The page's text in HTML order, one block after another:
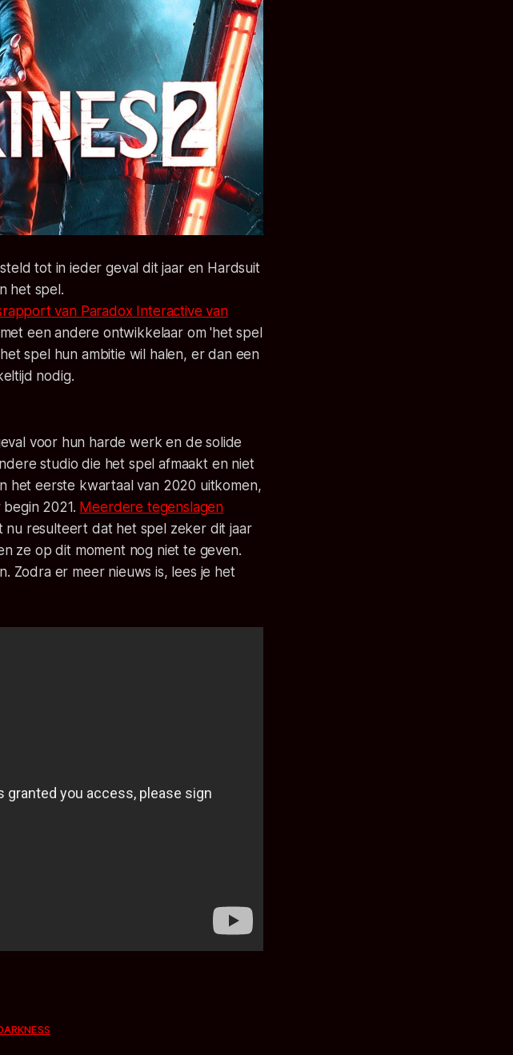
tot in ieder geval dit jaar en Hardsuit
het spel.
van Paradox Interactive van
een andere ontwikkelaar om 'het spel
spel hun ambitie wil halen, er dan een
nodig.
voor hun harde werk en de solide
studio die het spel afmaakt en niet
het eerste kwartaal van 2020 uitkomen,
2021. Meerdere tegenslagen
resulteert dat het spel zeker dit jaar
ze op dit moment nog niet te geven.
Zodra er meer nieuws is, lees je het